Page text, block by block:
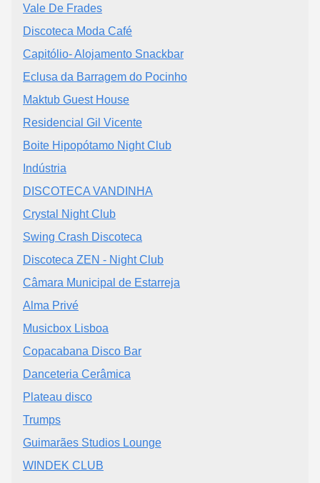
Vale De Frades
Discoteca Moda Café
Capitólio- Alojamento Snackbar
Eclusa da Barragem do Pocinho
Maktub Guest House
Residencial Gil Vicente
Boite Hipopótamo Night Club
Indústria
DISCOTECA VANDINHA
Crystal Night Club
Swing Crash Discoteca
Discoteca ZEN - Night Club
Câmara Municipal de Estarreja
Alma Privé
Musicbox Lisboa
Copacabana Disco Bar
Danceteria Cerâmica
Plateau disco
Trumps
Guimarães Studios Lounge
WINDEK CLUB